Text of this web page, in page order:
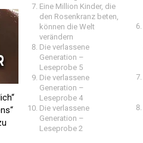
Eine Million Kinder, die
den Rosenkranz beten,
können die Welt
verändern
Die verlassene
Generation –
Leseprobe 5
Die verlassene
Generation –
Leseprobe 4
Die verlassene
Generation –
Leseprobe 2